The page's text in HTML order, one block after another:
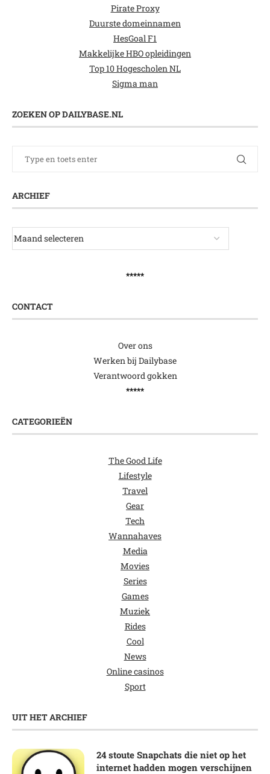
Pirate Proxy
Duurste domeinnamen
HesGoal F1
Makkelijke HBO opleidingen
Top 10 Hogescholen NL
Sigma man
ZOEKEN OP DAILYBASE.NL
ARCHIEF
*****
CONTACT
Over ons
Werken bij Dailybase
Verantwoord gokken
*****
CATEGORIEËN
The Good Life
Lifestyle
Travel
Gear
Tech
Wannahaves
Media
Movies
Series
Games
Muziek
Rides
Cool
News
Online casinos
Sport
UIT HET ARCHIEF
24 stoute Snapchats die niet op het
internet hadden mogen verschijnen